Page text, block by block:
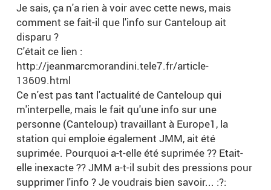
Je sais, ça n'a rien à voir avec cette news, mais
comment se fait-il que l'info sur Canteloup ait
disparu ?
C'était ce lien :
http://jeanmarcmorandini.tele7.fr/article-
13609.html
Ce n'est pas tant l'actualité de Canteloup qui
m'interpelle, mais le fait qu'une info sur une
personne (Canteloup) travaillant à Europe1, la
station qui emploie également JMM, ait été
suprimée. Pourquoi a-t-elle été suprimée ?? Etait-
elle inexacte ?? JMM a-t-il subit des pressions pour
supprimer l'info ? Je voudrais bien savoir... :?: